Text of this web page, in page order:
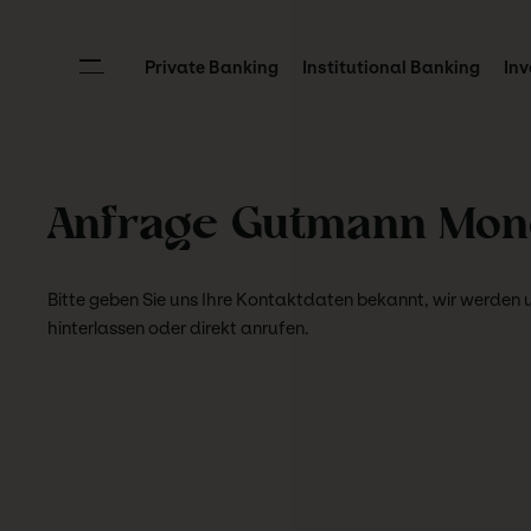
Private Banking Institutional Banking
Anfrage Gutmann
Bitte geben Sie uns Ihre Kontaktdaten bekannt, wir werden
hinterlassen oder direkt anrufen.